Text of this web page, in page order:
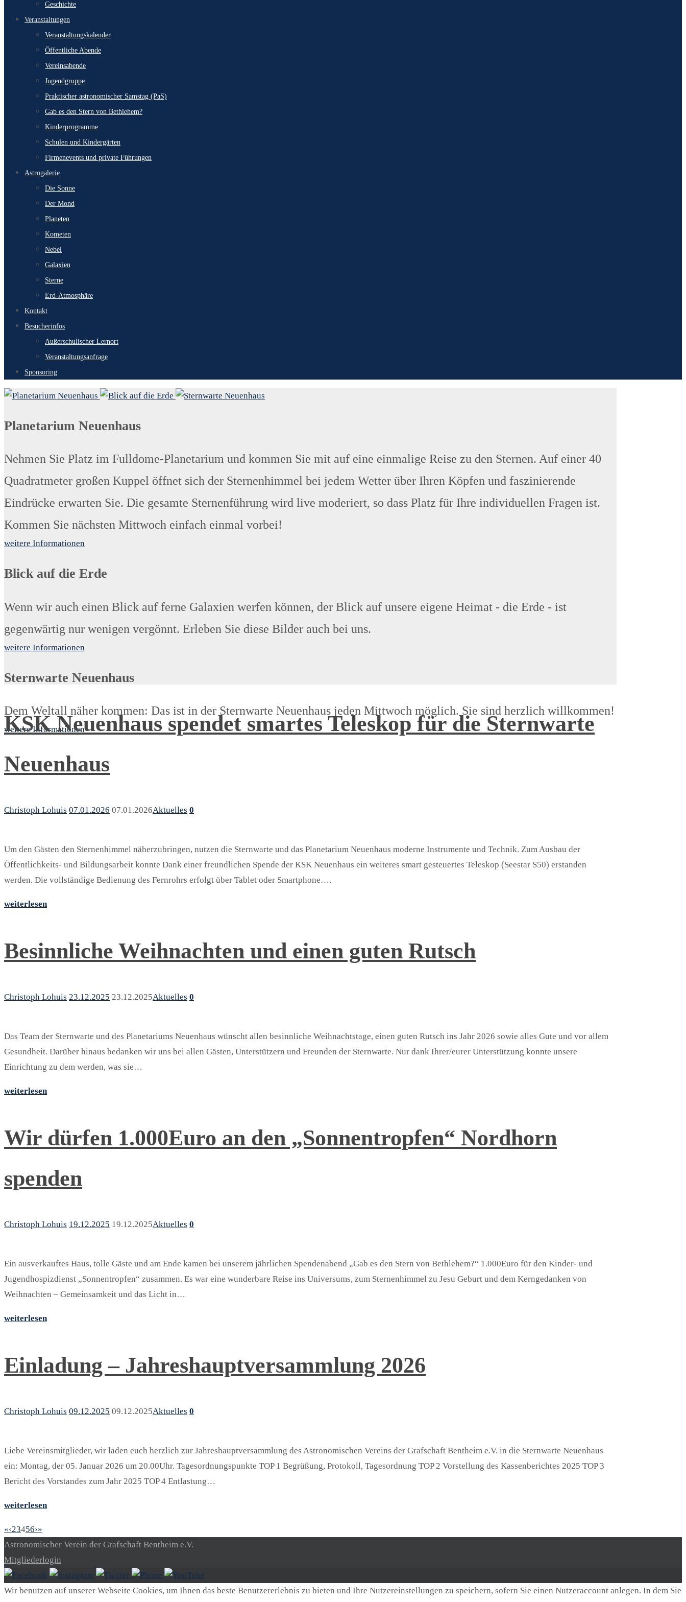
Geschichte
Veranstaltungen
Veranstaltungskalender
Öffentliche Abende
Vereinsabende
Jugendgruppe
Praktischer astronomischer Samstag (PaS)
Gab es den Stern von Bethlehem?
Kinderprogramme
Schulen und Kindergärten
Firmenevents und private Führungen
Astrogalerie
Die Sonne
Der Mond
Planeten
Kometen
Nebel
Galaxien
Sterne
Erd-Atmosphäre
Kontakt
Besucherinfos
Außerschulischer Lernort
Veranstaltungsanfrage
Sponsoring
Planetarium Neuenhaus
Nehmen Sie Platz im Fulldome-Planetarium und kommen Sie mit auf eine einmalige Reise zu den Sternen. Auf einer 40
Quadratmeter großen Kuppel öffnet sich der Sternenhimmel bei jedem Wetter über Ihren Köpfen und faszinierende
Eindrücke erwarten Sie. Die gesamte Sternenführung wird live moderiert, so dass Platz für Ihre individuellen Fragen ist.
Kommen Sie nächsten Mittwoch einfach einmal vorbei!
weitere Informationen
Blick auf die Erde
Wenn wir auch einen Blick auf ferne Galaxien werfen können, der Blick auf unsere eigene Heimat - die Erde - ist
gegenwärtig nur wenigen vergönnt. Erleben Sie diese Bilder auch bei uns.
weitere Informationen
Sternwarte Neuenhaus
Dem Weltall näher kommen: Das ist in der Sternwarte Neuenhaus jeden Mittwoch möglich. Sie sind herzlich willkommen!
weitere Informationen
KSK Neuenhaus spendet smartes Teleskop für die Sternwarte
Neuenhaus
Christoph Lohuis 07.01.2026 07.01.2026Aktuelles 0
Um den Gästen den Sternenhimmel näherzubringen, nutzen die Sternwarte und das Planetarium Neuenhaus moderne Instrumente und Technik. Zum Ausbau der
Öffentlichkeits- und Bildungsarbeit konnte Dank einer freundlichen Spende der KSK Neuenhaus ein weiteres smart gesteuertes Teleskop (Seestar S50) erstanden
werden. Die vollständige Bedienung des Fernrohrs erfolgt über Tablet oder Smartphone….
weiterlesen
Besinnliche Weihnachten und einen guten Rutsch
Christoph Lohuis 23.12.2025 23.12.2025Aktuelles 0
Das Team der Sternwarte und des Planetariums Neuenhaus wünscht allen besinnliche Weihnachtstage, einen guten Rutsch ins Jahr 2026 sowie alles Gute und vor allem
Gesundheit. Darüber hinaus bedanken wir uns bei allen Gästen, Unterstützern und Freunden der Sternwarte. Nur dank Ihrer/eurer Unterstützung konnte unsere
Einrichtung zu dem werden, was sie…
weiterlesen
Wir dürfen 1.000Euro an den „Sonnentropfen“ Nordhorn
spenden
Christoph Lohuis 19.12.2025 19.12.2025Aktuelles 0
Ein ausverkauftes Haus, tolle Gäste und am Ende kamen bei unserem jährlichen Spendenabend „Gab es den Stern von Bethlehem?“ 1.000Euro für den Kinder- und
Jugendhospizdienst „Sonnentropfen“ zusammen. Es war eine wunderbare Reise ins Universums, zum Sternenhimmel zu Jesu Geburt und dem Kerngedanken von
Weihnachten – Gemeinsamkeit und das Licht in…
weiterlesen
Einladung – Jahreshauptversammlung 2026
Christoph Lohuis 09.12.2025 09.12.2025Aktuelles 0
Liebe Vereinsmitglieder, wir laden euch herzlich zur Jahreshauptversammlung des Astronomischen Vereins der Grafschaft Bentheim e.V. in die Sternwarte Neuenhaus
ein: Montag, der 05. Januar 2026 um 20.00Uhr. Tagesordnungspunkte TOP 1 Begrüßung, Protokoll, Tagesordnung TOP 2 Vorstellung des Kassenberichtes 2025 TOP 3
Bericht des Vorstandes zum Jahr 2025 TOP 4 Entlastung…
weiterlesen
«‹23456›»
Astronomischer Verein der Grafschaft Bentheim e.V.
Mitgliederlogin
Wir benutzen auf unserer Webseite Cookies, um Ihnen das beste Benutzererlebnis zu bieten und Ihre Nutzereinstellungen zu speichern, sofern Sie einen Nutzeraccount anlegen. In dem Sie